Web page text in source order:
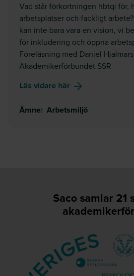
Vad står förkortningen hbtqi för,
arbetsplatser och fackligt
kan inte bara vara en vision, vi
för inkludering och öppna
Föreläsning med Daniel
Akademikerförbundet SSR
Läs vidare här om
Ämne: Arbetsmiljö
Saco samlar 21